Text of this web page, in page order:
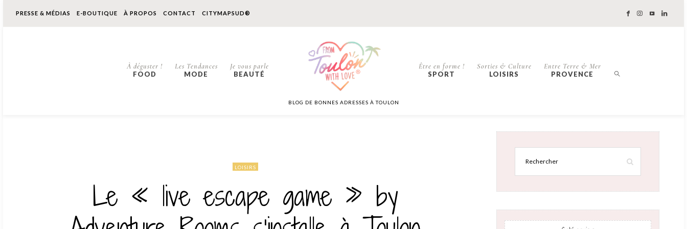
PRESSE & MÉDIAS E-BOUTIQUE À PROPOS CONTACT CITYMAPSUD®
À déguster !
FOOD
Les Tendances
MODE
Je vous parle
BEAUTÉ
BLOG DE BONNES ADRESSES À TOULON
Être en forme !
SPORT
Sorties & Culture
LOISIRS
Entre Terre & Mer
PROVENCE
LOISIRS
Le « live escape game » by